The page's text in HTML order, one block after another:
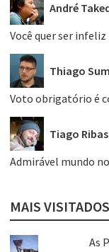
André
Você quer ser
Thiago
Voto obrigatório é
Tiago Ribas
Admirável mundo
MAIS VISITADOS
As